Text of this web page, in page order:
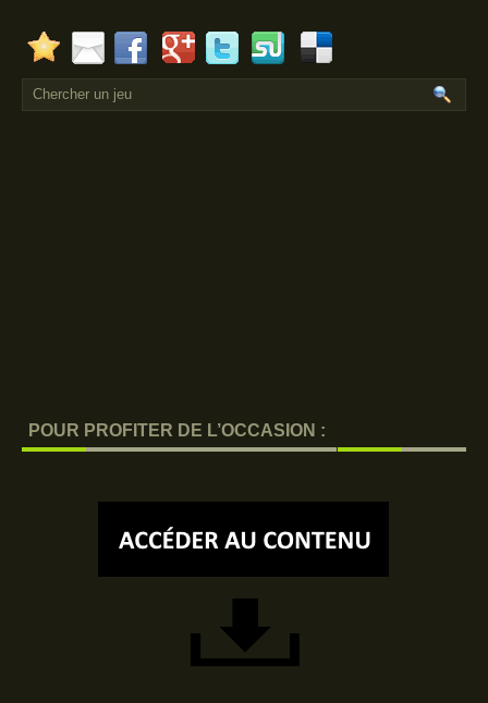
POUR PROFITER DE L’OCCASION :